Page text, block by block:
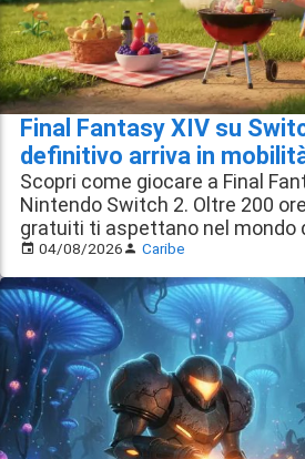
Final Fantasy XIV su
definitivo arriva in
Scopri come giocare a Final
Nintendo Switch 2. Oltre 200
gratuiti ti aspettano nel mondo
04/08/2026 Caribe